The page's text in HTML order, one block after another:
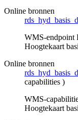
Online bronnen
WMS-endpoint
Hoogtekaart
Online bronnen
capabilities )
WMS-
Hoogtekaart